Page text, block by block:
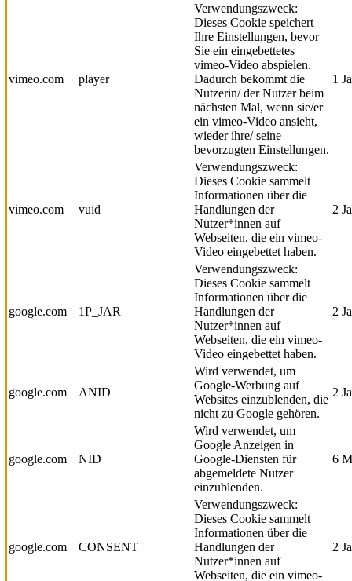
vimeo.com player
Verwendungszweck:
Dieses Cookie speichert
Ihre Einstellungen, bevor
Sie ein eingebettetes
vimeo-Video abspielen.
Dadurch bekommt die
Nutzerin/ der Nutzer beim
nächsten Mal, wenn sie/er
ein vimeo-Video ansieht,
wieder ihre/ seine
bevorzugten Einstellungen.
1
vimeo.com vuid
Verwendungszweck:
Dieses Cookie sammelt
Informationen über die
Handlungen der
Nutzer*innen auf
Webseiten, die ein vimeo-
Video eingebettet haben.
2
google.com 1P_JAR
Verwendungszweck:
Dieses Cookie sammelt
Informationen über die
Handlungen der
Nutzer*innen auf
Webseiten, die ein vimeo-
Video eingebettet haben.
2
google.com ANID
Wird verwendet, um
Google-Werbung auf
Websites einzublenden, die
nicht zu Google gehören.
2
google.com NID
Wird verwendet, um
Google Anzeigen in
Google-Diensten für
abgemeldete Nutzer
einzublenden.
6
google.com CONSENT
Verwendungszweck:
Dieses Cookie sammelt
Informationen über die
Handlungen der
Nutzer*innen auf
Webseiten, die ein vimeo-
2